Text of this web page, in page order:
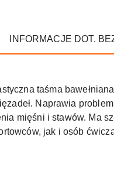
INFORMACJE DOT.
taśma
Naprawia
mięśni i stawów. Ma
jak i osób